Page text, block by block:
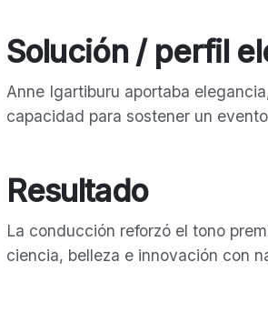
Solución / perfil
Anne Igartiburu aportaba
capacidad para sostener un
Resultado
La conducción reforzó el tono
ciencia, belleza e innovación con